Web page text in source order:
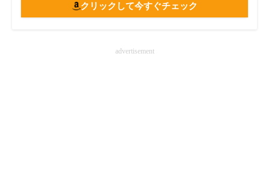
クリックして今すぐチェック
advertisement